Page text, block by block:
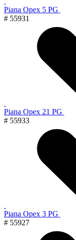
Piana Орех 5 PG
# 55931
Piana Орех 21 PG
# 55933
Piana Орех 3 PG
# 55927